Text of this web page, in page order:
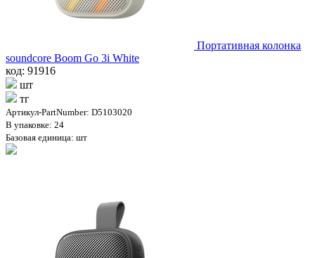
Портативная колонка
soundcore Boom Go 3i White
код: 91916
шт
тг
Артикул-PartNumber: D5103020
В упаковке: 24
Базовая единица: шт